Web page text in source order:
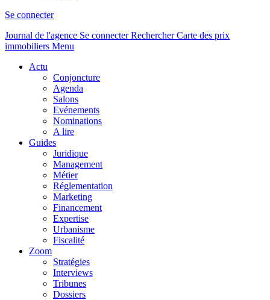
Se connecter
Journal de l'agence Se connecterRechercher Carte des prix
immobiliers Menu
Actu
Conjoncture
Agenda
Salons
Evénements
Nominations
A lire
Guides
Juridique
Management
Métier
Réglementation
Marketing
Financement
Expertise
Urbanisme
Fiscalité
Zoom
Stratégies
Interviews
Tribunes
Dossiers